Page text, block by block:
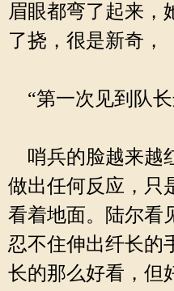
眉眼都弯了起来，
了挠，很是新奇，
“第一次见到队
哨兵的脸越来越
做出任何反应，只
看着地面。陆尔看
忍不住伸出纤长的
长的那么好看，但